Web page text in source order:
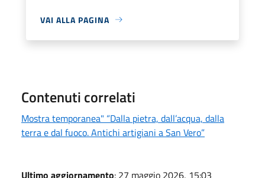
VAI ALLA PAGINA
Contenuti correlati
Mostra temporanea" “Dalla pietra, dall’acqua, dalla
terra e dal fuoco. Antichi artigiani a San Vero”
Ultimo aggiornamento: 27 maggio 2026, 15:03